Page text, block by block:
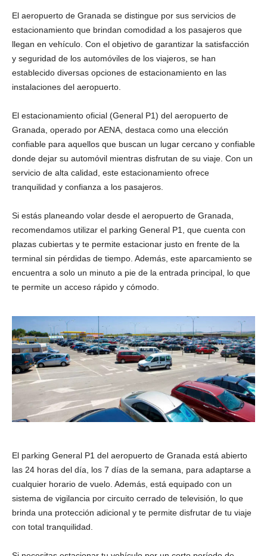
El aeropuerto de Granada se distingue por sus servicios de
estacionamiento que brindan comodidad a los pasajeros que
llegan en vehículo. Con el objetivo de garantizar la satisfacción
y seguridad de los automóviles de los viajeros, se han
establecido diversas opciones de estacionamiento en las
instalaciones del aeropuerto.
El estacionamiento oficial (General P1) del aeropuerto de
Granada, operado por AENA, destaca como una elección
confiable para aquellos que buscan un lugar cercano y confiable
donde dejar su automóvil mientras disfrutan de su viaje. Con un
servicio de alta calidad, este estacionamiento ofrece
tranquilidad y confianza a los pasajeros.
Si estás planeando volar desde el aeropuerto de Granada,
recomendamos utilizar el parking General P1, que cuenta con
plazas cubiertas y te permite estacionar justo en frente de la
terminal sin pérdidas de tiempo. Además, este aparcamiento se
encuentra a solo un minuto a pie de la entrada principal, lo que
te permite un acceso rápido y cómodo.
El parking General P1 del aeropuerto de Granada está abierto
las 24 horas del día, los 7 días de la semana, para adaptarse a
cualquier horario de vuelo. Además, está equipado con un
sistema de vigilancia por circuito cerrado de televisión, lo que
brinda una protección adicional y te permite disfrutar de tu viaje
con total tranquilidad.